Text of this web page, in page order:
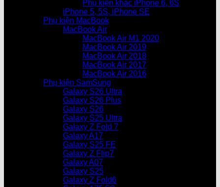
Phụ kiện khác iPhone 6, 6S
iPhone 5, 5S, iPhone SE
Phụ kiện MacBook
MacBook Air
MacBook Air M1 2020
MacBook Air 2019
MacBook Air 2018
MacBook Air 2017
MacBook Air 2016
Phụ kiện SamSung
Galaxy S26 Ultra
Galaxy S26 Plus
Galaxy S26
Galaxy S25 Ultra
Galaxy Z Fold 7
Galaxy A17
Galaxy S25 FE
Galaxy Z Flip7
Galaxy A07
Galaxy S25
Galaxy Z Fold6